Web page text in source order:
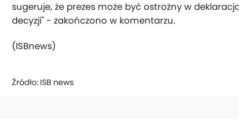
sugeruje, że prezes może być ostrożny w
decyzji" - zakończono w komentarzu.
(ISBnews)
Źródło: ISB news